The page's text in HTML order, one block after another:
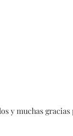
y muchas